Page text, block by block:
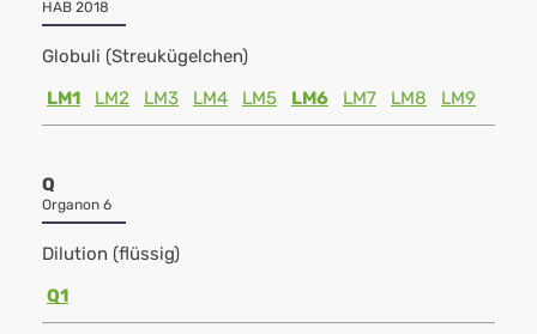
HAB 2018
Globuli (Streukügelchen)
LM1
LM2 LM3 LM4 LM5 LM6 LM7 LM8 LM9
Q
Organon 6
Dilution (flüssig)
Q1